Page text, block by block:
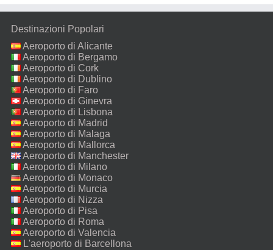
Destinazioni Popolari
Aeroporto di Alicante
Aeroporto di Bergamo
Aeroporto di Cork
Aeroporto di Dublino
Aeroporto di Faro
Aeroporto di Ginevra
Aeroporto di Lisbona
Aeroporto di Madrid
Aeroporto di Malaga
Aeroporto di Mallorca
Aeroporto di Manchester
Aeroporto di Milano
Malpensa
Aeroporto di Monaco
Aeroporto di Murcia
Aeroporto di Nizza
Aeroporto di Pisa
Aeroporto di Roma
Fiumicino
Aeroporto di Valencia
L'aeroporto di Barcellona